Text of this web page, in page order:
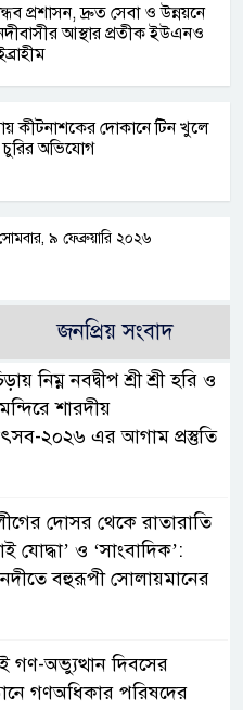
প্রশাসন, দ্রুত সেবা ও উন্নয়নে
আস্থার প্রতীক ইউএনও
কীটনাশকের দোকানে টিন খুলে
চুরির অভিযোগ
৯ ফেব্রুয়ারি ২০২৬
জনপ্রিয় সংবাদ
নিম্ন নবদ্বীপ শ্রী শ্রী হরি ও
শারদীয়
২০২৬ এর আগাম প্রস্তুতি
দোসর থেকে রাতারাতি
যোদ্ধা’ ও ‘সাংবাদিক’:
বহুরূপী সোলায়মানের
গণ-অভ্যুত্থান দিবসের
গণঅধিকার পরিষদের